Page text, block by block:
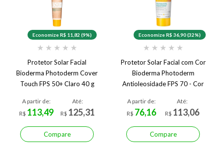
Economize R$ 11,82 (9%)
★ ★ ★ ★ ★
Protetor Solar Facial
Bioderma Photoderm Cover
Touch FPS 50+ Claro 40 g
A partir de:
R$ 113,49
Até:
R$ 125,31
Compare
Economize R$ 36,90 (32%)
★ ★ ★ ★ ★
Protetor Solar Facial com Cor
Bioderma Photoderm
Antioleosidade FPS 70 - Cor
A partir de:
R$ 76,16
Até:
R$ 113,06
Compare